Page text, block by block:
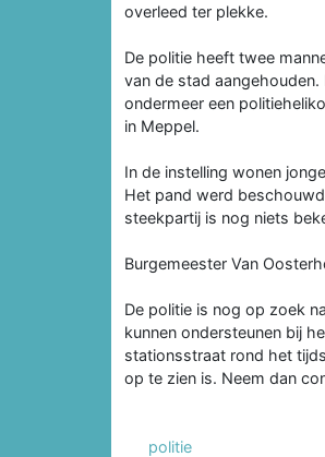
overleed ter plekke.
De politie heeft twee
van de stad
ondermeer een
in Meppel.
In de instelling wonen
Het pand werd
steekpartij is nog niets
Burgemeester Van
De politie is nog op zoek
kunnen ondersteunen bij
stationsstraat rond het
op te zien is. Neem dan
politie